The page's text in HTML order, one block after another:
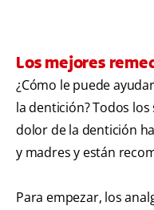
Los mejores
¿Cómo le puede
la dentición? Todos
dolor de la dentición
y madres y están
Para empezar, los